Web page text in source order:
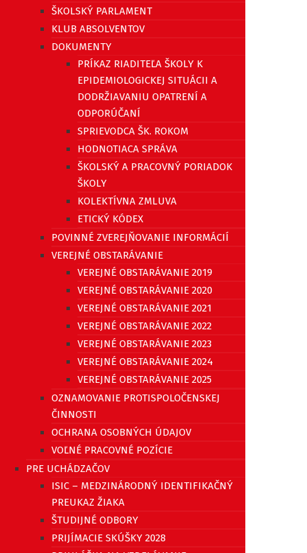
ŠKOLSKÝ PARLAMENT
KLUB ABSOLVENTOV
DOKUMENTY
PRÍKAZ RIADITEĽA ŠKOLY K
EPIDEMIOLOGICKEJ SITUÁCII A
DODRŽIAVANIU OPATRENÍ A
ODPORÚČANÍ
SPRIEVODCA ŠK. ROKOM
HODNOTIACA SPRÁVA
ŠKOLSKÝ A PRACOVNÝ PORIADOK
ŠKOLY
KOLEKTÍVNA ZMLUVA
ETICKÝ KÓDEX
POVINNÉ ZVEREJŇOVANIE INFORMÁCIÍ
VEREJNÉ OBSTARÁVANIE
VEREJNÉ OBSTARÁVANIE 2019
VEREJNÉ OBSTARÁVANIE 2020
VEREJNÉ OBSTARÁVANIE 2021
VEREJNÉ OBSTARÁVANIE 2022
VEREJNÉ OBSTARÁVANIE 2023
VEREJNÉ OBSTARÁVANIE 2024
VEREJNÉ OBSTARÁVANIE 2025
OZNAMOVANIE PROTISPOLOČENSKEJ
ČINNOSTI
OCHRANA OSOBNÝCH ÚDAJOV
VOĽNÉ PRACOVNÉ POZÍCIE
PRE UCHÁDZAČOV
ISIC – MEDZINÁRODNÝ IDENTIFIKAČNÝ
PREUKAZ ŽIAKA
ŠTUDIJNÉ ODBORY
PRIJÍMACIE SKÚŠKY 2028